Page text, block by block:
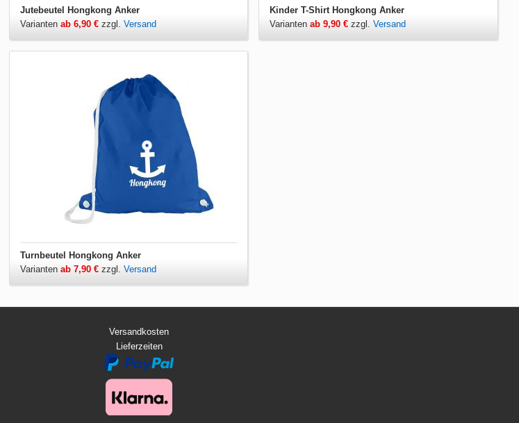
Jutebeutel Hongkong Anker
Varianten ab 6,90 €zzgl. Versand
Kinder T-Shirt Hongkong Anker
Variantenab 9,90 € zzgl.Versand
Turnbeutel Hongkong Anker
Varianten ab 7,90 €zzgl. Versand
Versandkosten
Lieferzeiten